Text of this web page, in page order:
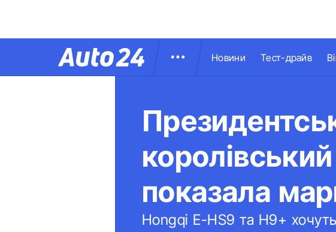
Новини Тест-драйв
показала
Hongqi E-HS9 та H9+